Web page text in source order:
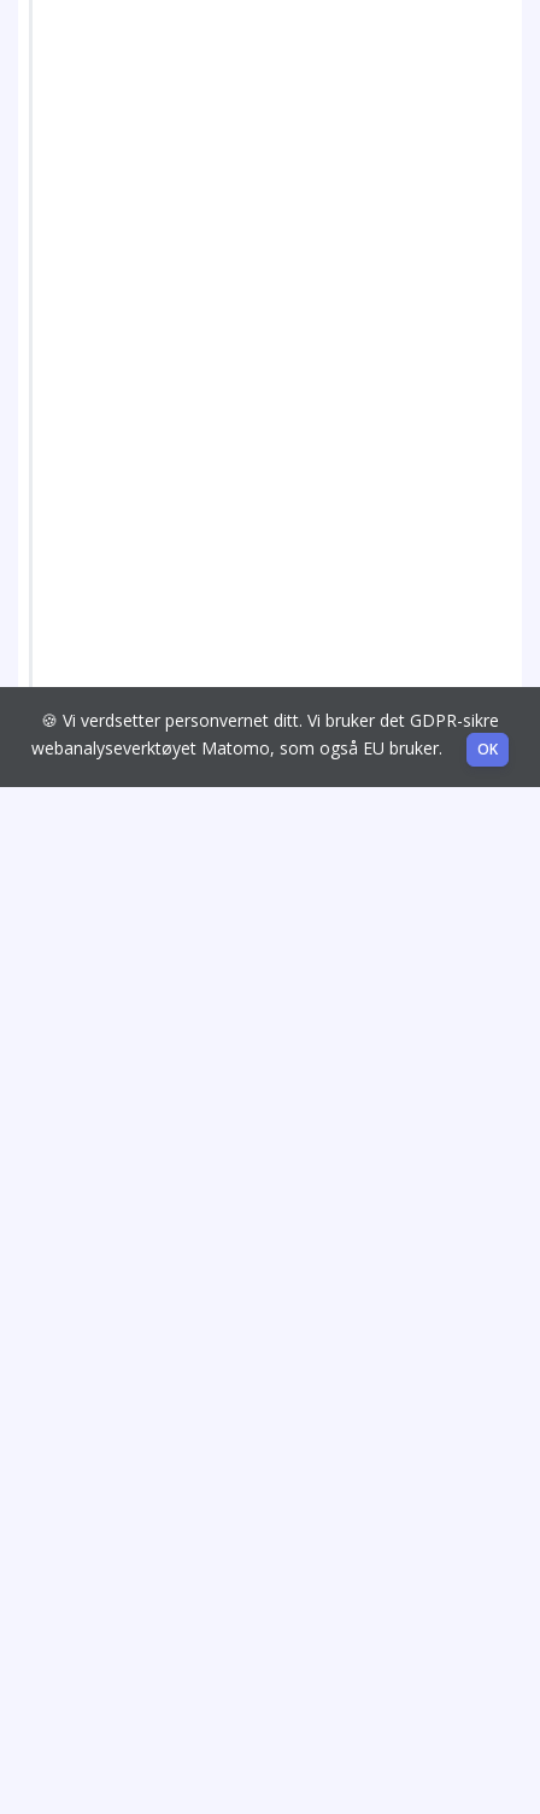
🍪 Vi verdsetter personvernet ditt. Vi bruker det GDPR-sikre
webanalyseverktøyet Matomo, som også EU bruker.
OK